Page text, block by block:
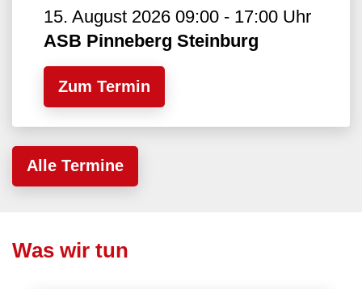
15. August 2026 09:00 - 17:00 Uhr
ASB Pinneberg Steinburg
Zum Termin
Alle Termine
Was wir tun